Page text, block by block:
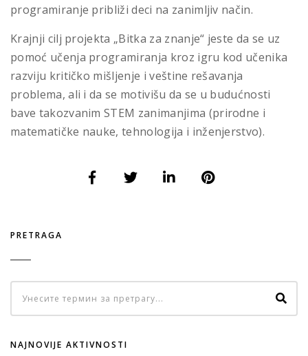
programiranje približi deci na zanimljiv način.
Krajnji cilj projekta „Bitka za znanje“ jeste da se uz
pomoć učenja programiranja kroz igru kod učenika
razviju kritičko mišljenje i veštine rešavanja
problema, ali i da se motivišu da se u budućnosti
bave takozvanim STEM zanimanjima (prirodne i
matematičke nauke, tehnologija i inženjerstvo).
PRETRAGA
NAJNOVIJE AKTIVNOSTI